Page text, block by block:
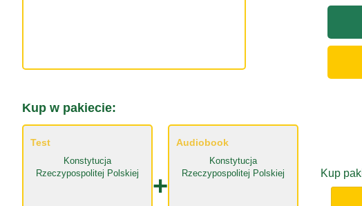
Kup w pakiecie:
Test
Konstytucja
Rzeczypospolitej Polskiej
+
Audiobook
Konstytucja
Rzeczypospolitej Polskiej
Kup